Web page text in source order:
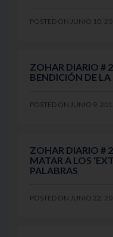
POSTED ON JUNIO 10,
ZOHAR DIARIO #
BENDICIÓN DE
POSTED ON JUNIO 9,
ZOHAR DIARIO #
MATAR A LOS
PALABRAS
POSTED ON JUNIO 22,